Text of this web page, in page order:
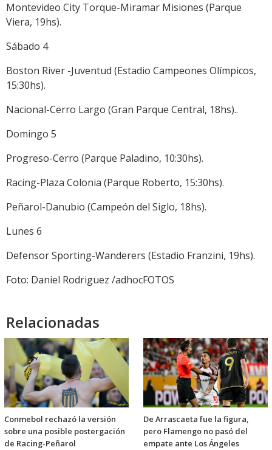
Montevideo City Torque-Miramar Misiones (Parque
Viera, 19hs).
Sábado 4
Boston River -Juventud (Estadio Campeones Olímpicos,
15:30hs).
Nacional-Cerro Largo (Gran Parque Central, 18hs)..
Domingo 5
Progreso-Cerro (Parque Paladino, 10:30hs).
Racing-Plaza Colonia (Parque Roberto, 15:30hs).
Peñarol-Danubio (Campeón del Siglo, 18hs).
Lunes 6
Defensor Sporting-Wanderers (Estadio Franzini, 19hs).
Foto: Daniel Rodriguez /adhocFOTOS
Relacionadas
Conmebol rechazó la versión
sobre una posible postergación
de Racing-Peñarol
De Arrascaeta fue la figura,
pero Flamengo no pasó del
empate ante Los Ángeles